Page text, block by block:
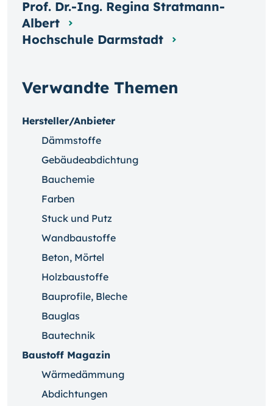
Verwandte Themen
Hersteller/Anbieter
Dämmstoffe
Gebäudeabdichtung
Bauchemie
Farben
Stuck und Putz
Wandbaustoffe
Beton, Mörtel
Holzbaustoffe
Bauprofile, Bleche
Bauglas
Bautechnik
Baustoff Magazin
Wärmedämmung
Abdichtungen
Prof. Dr.-Ing. Regina Stratmann-
Albert
Hochschule Darmstadt